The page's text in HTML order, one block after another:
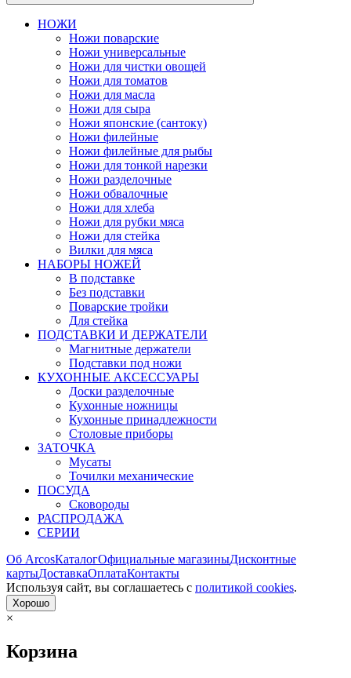
НОЖИ
Ножи поварские
Ножи универсальные
Ножи для чистки овощей
Ножи для томатов
Ножи для масла
Ножи для сыра
Ножи японские (сантоку)
Ножи филейные
Ножи филейные для рыбы
Ножи для тонкой нарезки
Ножи разделочные
Ножи обвалочные
Ножи для хлеба
Ножи для рубки мяса
Ножи для стейка
Вилки для мяса
НАБОРЫ НОЖЕЙ
В подставке
Без подставки
Поварские тройки
Для стейка
ПОДСТАВКИ И ДЕРЖАТЕЛИ
Магнитные держатели
Подставки под ножи
КУХОННЫЕ АКСЕССУАРЫ
Доски разделочные
Кухонные ножницы
Кухонные принадлежности
Столовые приборы
ЗАТОЧКА
Мусаты
Точилки механические
ПОСУДА
Сковороды
РАСПРОДАЖА
СЕРИИ
Об ArcosКаталогОфициальные магазиныДисконтные
картыДоставкаОплатаКонтакты
Используя сайт, вы согла­шаетесь с политикой cookies.
Хорошо
×
Корзина